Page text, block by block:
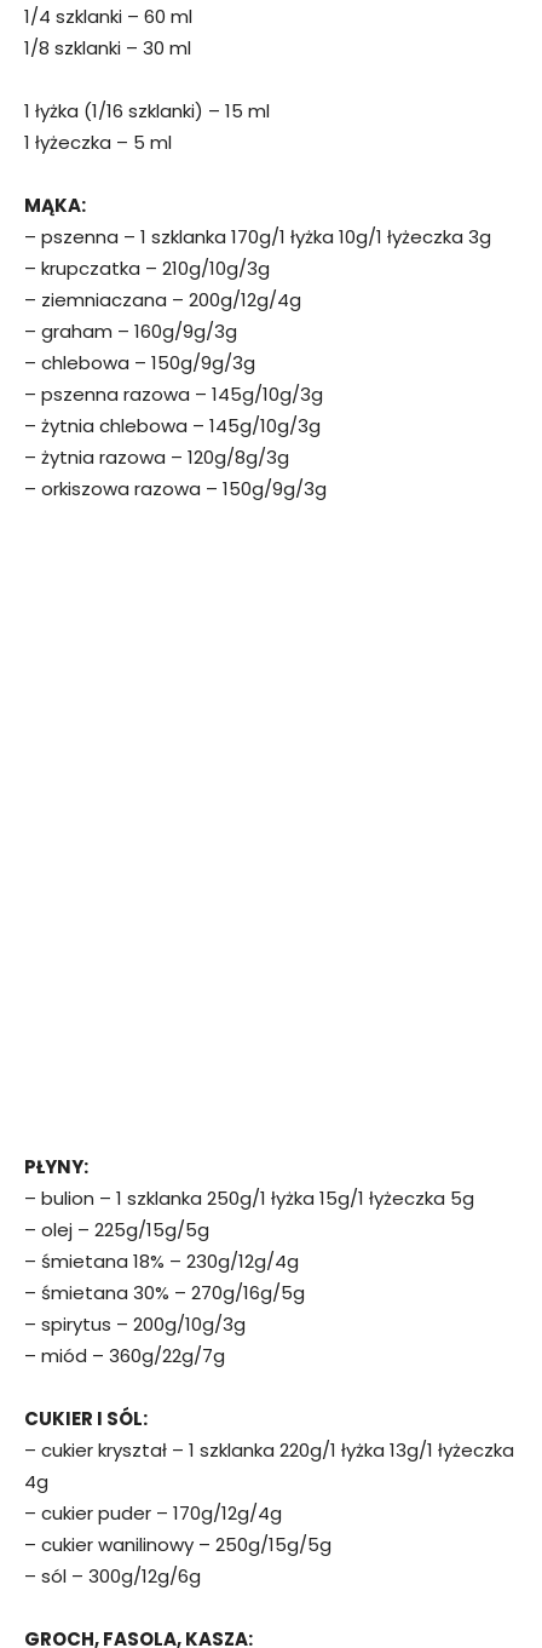
1/4 szklanki – 60 ml
1/8 szklanki – 30 ml
1 łyżka (1/16 szklanki) – 15 ml
1 łyżeczka – 5 ml
MĄKA:
– pszenna – 1 szklanka 170g/1 łyżka 10g/1 łyżeczka 3g
– krupczatka – 210g/10g/3g
– ziemniaczana – 200g/12g/4g
– graham – 160g/9g/3g
– chlebowa – 150g/9g/3g
– pszenna razowa – 145g/10g/3g
– żytnia chlebowa – 145g/10g/3g
– żytnia razowa – 120g/8g/3g
– orkiszowa razowa – 150g/9g/3g
PŁYNY:
– bulion – 1 szklanka 250g/1 łyżka 15g/1 łyżeczka 5g
– olej – 225g/15g/5g
– śmietana 18% – 230g/12g/4g
– śmietana 30% – 270g/16g/5g
– spirytus – 200g/10g/3g
– miód – 360g/22g/7g
CUKIER I SÓL:
– cukier kryształ – 1 szklanka 220g/1 łyżka 13g/1 łyżeczka
4g
– cukier puder – 170g/12g/4g
– cukier wanilinowy – 250g/15g/5g
– sól – 300g/12g/6g
GROCH, FASOLA, KASZA: